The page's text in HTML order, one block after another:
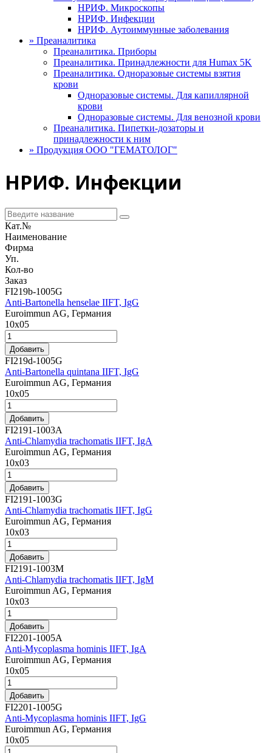
НРИФ. Микроскопы
НРИФ. Инфекции
НРИФ. Аутоиммунные заболевания
» Преаналитика
Преаналитика. Приборы
Преаналитика. Принадлежности для Humax 5K
Преаналитика. Одноразовые системы взятия
крови
Одноразовые системы. Для капиллярной
крови
Одноразовые системы. Для венозной крови
Преаналитика. Пипетки-дозаторы и
принадлежности к ним
» Продукция ООО "ГЕМАТОЛОГ"
НРИФ. Инфекции
Кат.№
Наименование
Фирма
Уп.
Кол-во
Заказ
FI219b-1005G
Anti-Bartonella henselae IIFT, IgG
Euroimmun AG, Германия
10х05
Добавить
FI219d-1005G
Anti-Bartonella quintana IIFT, IgG
Euroimmun AG, Германия
10х05
Добавить
FI2191-1003A
Anti-Chlamydia trachomatis IIFT, IgA
Euroimmun AG, Германия
10х03
Добавить
FI2191-1003G
Anti-Chlamydia trachomatis IIFT, IgG
Euroimmun AG, Германия
10х03
Добавить
FI2191-1003M
Anti-Chlamydia trachomatis IIFT, IgM
Euroimmun AG, Германия
10х03
Добавить
FI2201-1005A
Anti-Mycoplasma hominis IIFT, IgA
Euroimmun AG, Германия
10х05
Добавить
FI2201-1005G
Anti-Mycoplasma hominis IIFT, IgG
Euroimmun AG, Германия
10х05